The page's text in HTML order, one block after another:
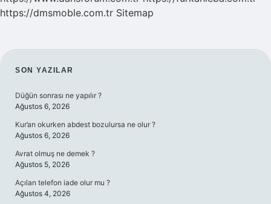
https://dmsmoble.com.tr Sitemap
SIDEBAR
SON YAZILAR
Düğün sonrası ne yapılır ?
Ağustos 6, 2026
Kur’an okurken abdest bozulursa ne olur ?
Ağustos 6, 2026
Avrat olmuş ne demek ?
Ağustos 5, 2026
Açılan telefon iade olur mu ?
Ağustos 4, 2026